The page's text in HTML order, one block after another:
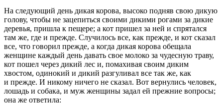
На следующий день дикая корова, высоко подняв свою дикую
голову, чтобы не зацепиться своими дикими рогами за дикие
деревья, пришла к пещере; а кот пришел за ней и спрятался
там же, где и прежде. Случилось все, как прежде, и кот сказал
все, что говорил прежде, а когда дикая корова обещала
женщине каждый день давать свое молоко за чудесную траву,
кот пошел через дикий лес и, помахивая своим диким
хвостом, одинокий и дикий разгуливал все так же, как
и прежде. И никому ничего не сказал. Вот вернулись человек,
лошадь и собака, и муж женщины задал ей прежние вопросы;
она же ответила: